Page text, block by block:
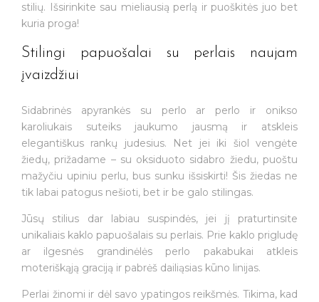
stilių. Išsirinkite sau mieliausią perlą ir puoškitės juo bet
kuria proga!
Stilingi papuošalai su perlais naujam
įvaizdžiui
Sidabrinės apyrankės su perlo ar perlo ir onikso
karoliukais suteiks jaukumo jausmą ir atskleis
elegantiškus rankų judesius. Net jei iki šiol vengėte
žiedų, prižadame – su oksiduoto sidabro žiedu, puoštu
mažyčiu upiniu perlu, bus sunku išsiskirti! Šis žiedas ne
tik labai patogus nešioti, bet ir be galo stilingas.
Jūsų stilius dar labiau suspindės, jei jį praturtinsite
unikaliais kaklo papuošalais su perlais. Prie kaklo prigludę
ar ilgesnės grandinėlės perlo pakabukai atkleis
moteriškąją graciją ir pabrėš dailiąsias kūno linijas.
Perlai žinomi ir dėl savo ypatingos reikšmės. Tikima, kad